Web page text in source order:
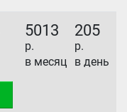
5013
р.
в месяц
205
р.
в день